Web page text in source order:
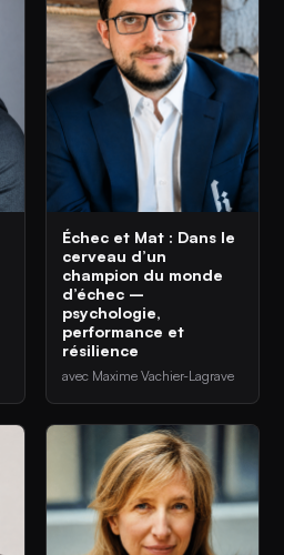
Échec et Mat : Dans le
cerveau d’un
champion du monde
d’échec –
psychologie,
performance et
résilience
avec Maxime Vachier-Lagrave